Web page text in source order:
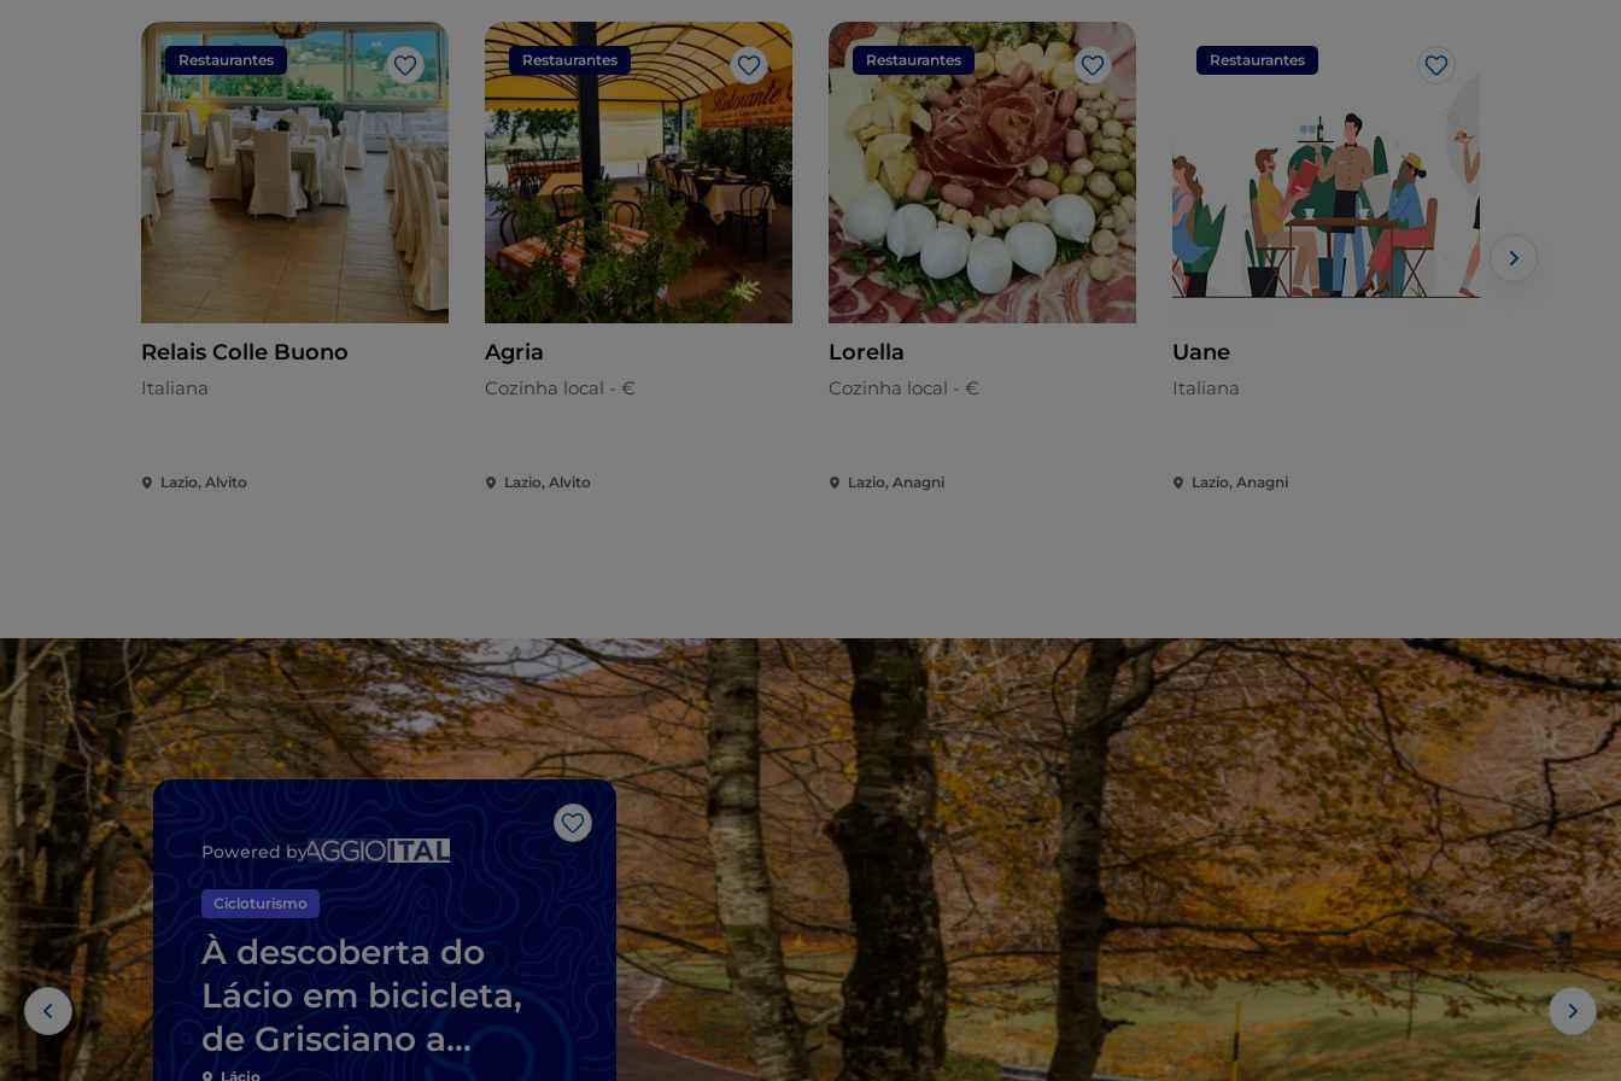
Restaurantes
Gosto
Relais Colle Buono
Italiana
Lazio, Alvito
Restaurantes
Gosto
Agria
Cozinha local - €
Lazio, Alvito
Restaurantes
Gosto
Lorella
Cozinha local - €
Lazio, Anagni
Restaurantes
Gosto
Uane
Italiana
Lazio, Anagni
Gosto
Powered by
Cicloturismo
À descoberta do
Lácio em bicicleta,
de Grisciano a
Lácio